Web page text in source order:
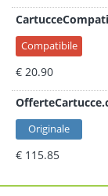
Compatibile
€ 20.90
Originale
€ 115.85